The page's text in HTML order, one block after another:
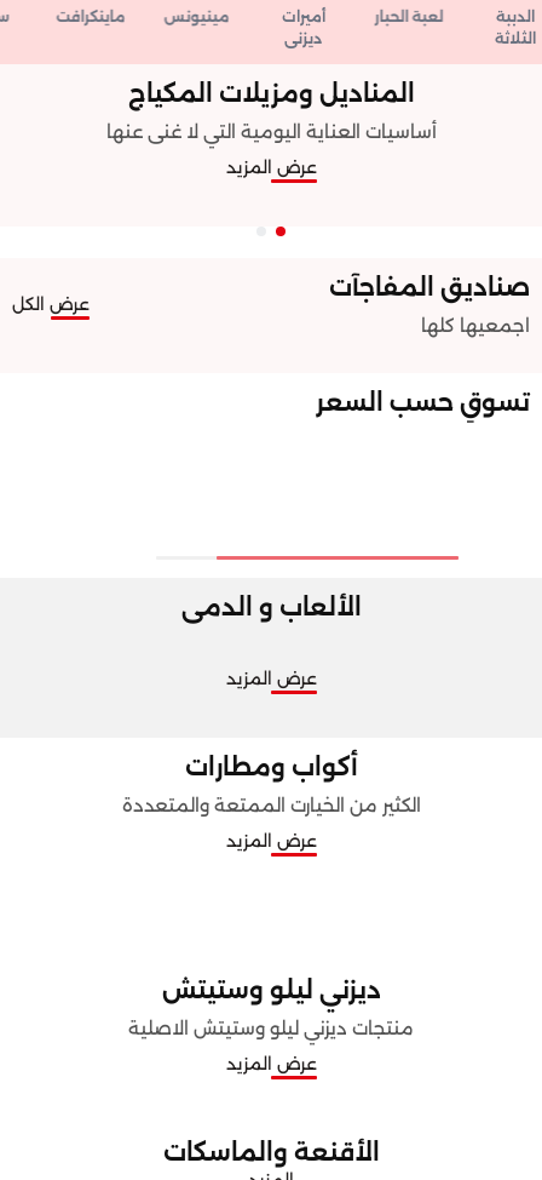
لعبة الحبار
أميرات
ديزني
مينيونس ماينكرافت
المناديل ومزيلات المكياج
أساسيات العناية اليومية التي لا غنى عنها
عرض المزيد
صناديق المفاجآت
اجمعيها كلها ️
عرض الكل
تسوقِ حسب السعر
الألعاب و الدمى
عرض المزيد
أكواب ومطارات
الكثير من الخيارت الممتعة والمتعددة
عرض المزيد
ديزني ليلو وستيتش
منتجات ديزني ليلو وستيتش الاصلية
عرض المزيد
الأقنعة والماسكات